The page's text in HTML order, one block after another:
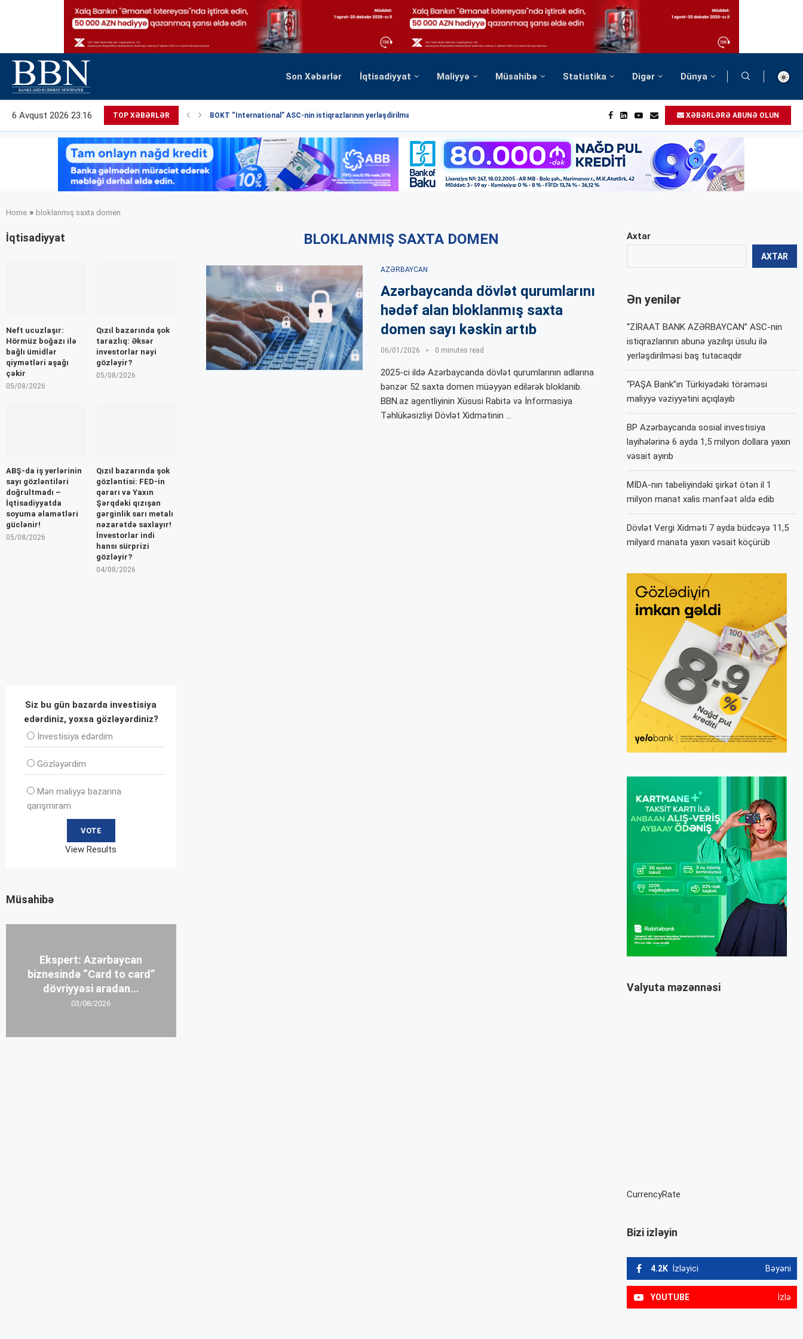
Son Xəbərlər İqtisadiyyat Maliyyə Müsahibə Statistika Digər Dünya
6 Avqust 2026 23:16 TOP XƏBƏRLƏR BOKT “International” ASC-nin istiqrazlarının yerləşdirilməsi üzrə hərrac yekunlaşmışdır XƏBƏRLƏRƏ ABUNƏ OLUN
Home » bloklanmış saxta domen
BLOKLANMIŞ SAXTA DOMEN
AZƏRBAYCAN
Azərbaycanda dövlət qurumlarını
hədəf alan bloklanmış saxta
domen sayı kəskin artıb
06/01/2026 0 minutes read
2025-ci ildə Azərbaycanda dövlət qurumlarının adlarına
bənzər 52 saxta domen müəyyən edilərək bloklanıb.
BBN.az agentliyinin Xüsusi Rabitə və İnformasiya
Təhlükəsizliyi Dövlət Xidmətinin …
Axtar
AXTAR
Ən yenilər
“ZİRAAT BANK AZƏRBAYCAN” ASC-nin
istiqrazlarının abunə yazılışı üsulu ilə
yerləşdirilməsi baş tutacaqdır
“PAŞA Bank”ın Türkiyədəki törəməsi
maliyyə vəziyyətini açıqlayıb
BP Azərbaycanda sosial investisiya
layihələrinə 6 ayda 1,5 milyon dollara yaxın
vəsait ayırıb
MİDA-nın tabeliyindəki şirkət ötən il 1
milyon manat xalis mənfəət əldə edib
Dövlət Vergi Xidməti 7 ayda büdcəyə 11,5
milyard manata yaxın vəsait köçürüb
Valyuta məzənnəsi
CurrencyRate
Bizi izləyin
4.2K İzləyici Bəyəni
YOUTUBE İzlə
İqtisadiyyat
Neft ucuzlaşır:
Hörmüz boğazı ilə
bağlı ümidlər
qiymətləri aşağı
çəkir
05/08/2026
Qızıl bazarında şok
tarazlıq: Əksər
investorlar nəyi
gözləyir?
05/08/2026
ABŞ-da iş yerlərinin
sayı gözləntiləri
doğrultmadı –
İqtisadiyyatda
soyuma əlamətləri
güclənir!
05/08/2026
Qızıl bazarında şok
gözləntisi: FED-in
qərarı və Yaxın
Şərqdəki qızışan
gərginlik sarı metalı
nəzarətdə saxlayır!
İnvestorlar indi
hansı sürprizi
gözləyir?
04/08/2026
Siz bu gün bazarda investisiya
edərdiniz, yoxsa gözləyərdiniz?
İnvеstisiya edərdim
Gözləyərdim
Mən maliyyə bazarına
qarışmıram
View Results
Müsahibə
Ekspert: Azərbaycan
biznesində “Card to card”
dövriyyəsi aradan...
03/08/2026